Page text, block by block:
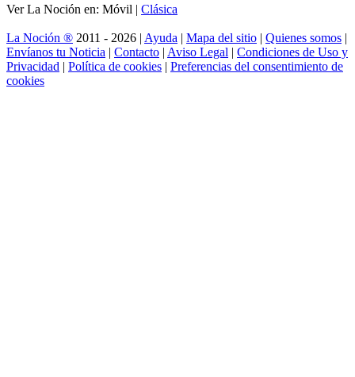
Ver La Noción en: Móvil | Clásica
La Noción ® 2011 - 2026 | Ayuda | Mapa del sitio | Quienes somos |
Envíanos tu Noticia | Contacto | Aviso Legal | Condiciones de Uso y
Privacidad | Política de cookies | Preferencias del consentimiento de
cookies